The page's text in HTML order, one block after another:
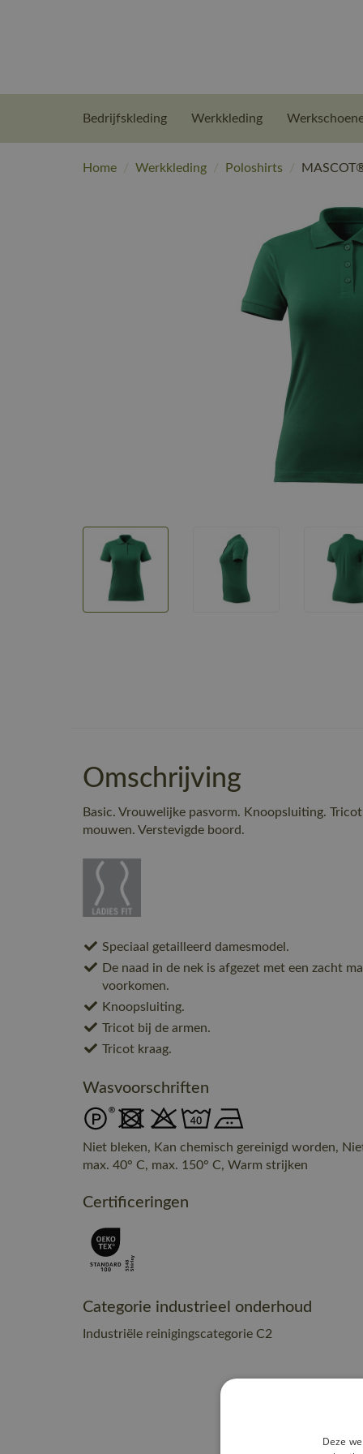
Bedrijfskleding Werkkleding
Home / Werkkleding / Poloshirts /
Omschrijving
Basic. Vrouwelijke pasvorm. Knoopsluiting.
mouwen. Verstevigde boord.
Speciaal getailleerd damesmodel.
De naad in de nek is afgezet met een zacht
voorkomen.
Knoopsluiting.
Tricot bij de armen.
Tricot kraag.
Wasvoorschriften
Niet bleken, Kan chemisch gereinigd worden,
max. 40° C, max. 150° C, Warm strijken
Certificeringen
Categorie industrieel onderhoud
Industriële reinigingscategorie C2
Deze